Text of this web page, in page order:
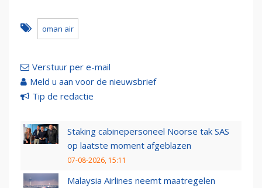
oman air
Verstuur per e-mail
Meld u aan voor de nieuwsbrief
Tip de redactie
Staking cabinepersoneel Noorse tak SAS
op laatste moment afgeblazen
07-08-2026, 15:11
Malaysia Airlines neemt maatregelen